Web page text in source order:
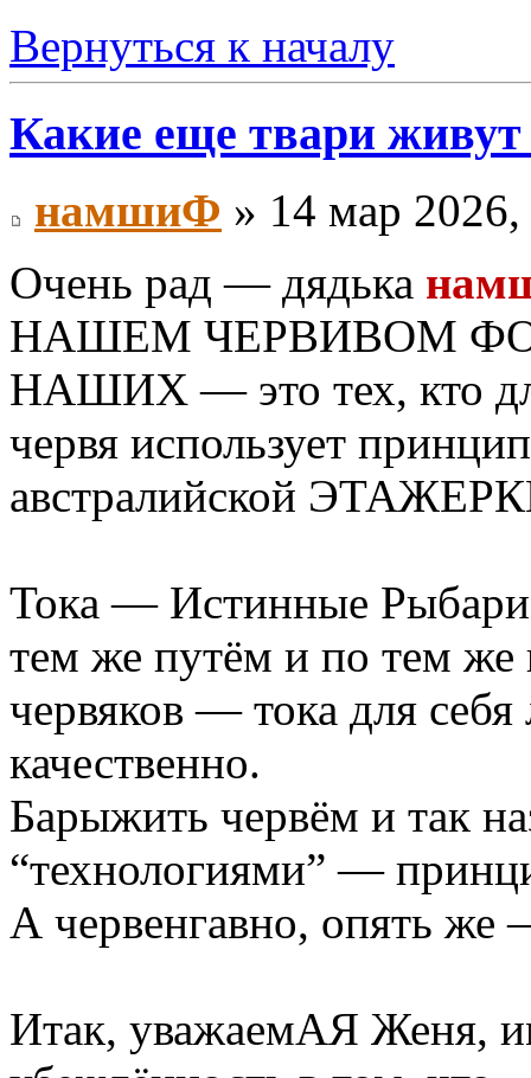
Вернуться к началу
Какие еще твари
намшиФ » 14 мар
Очень рад — дядька
НАШЕМ ЧЕРВИВОМ
НАШИХ — это тех, кто
червя использует
австралийской
Тока — Истинные
тем же путём и по тем
червяков — тока для
качественно.
Барыжить червём и так
“технологиями” —
А червенгавно, опять же
Итак, уважаемАЯ Женя,